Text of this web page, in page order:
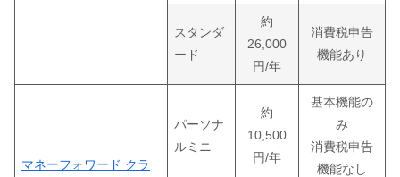
スタンダ
ード
約
26,000
円/年
消費税申告
機能あり
マネーフォワード クラ
パーソナ
ルミニ
約
10,500
円/年
基本機能の
み
消費税申告
機能なし